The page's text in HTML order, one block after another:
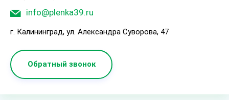
info@plenka39.ru
г. Калининград, ул. Александра Суворова, 47
Обратный звонок